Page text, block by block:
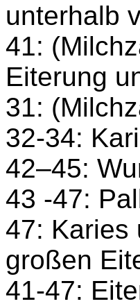
unterhalb
41:
Eiterung
31:
32-34:
42–45:
43 -47:
47: Karies
großen
41-47: